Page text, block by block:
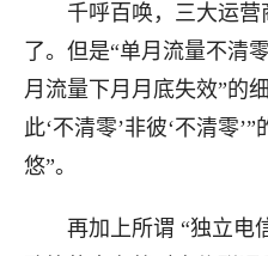
千呼百唤，三大运营
了。但是“单月流量不清
月流量下月月底失效”的
此‘不清零’非彼‘不清零
悠”。
再加上所谓 “独立电